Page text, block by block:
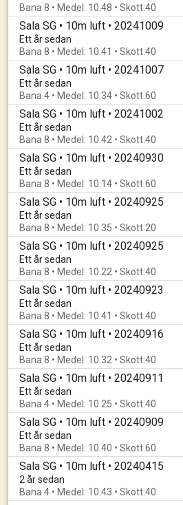
Bana 8 • Medel: 10.48 • Skott:40
Sala SG • 10m luft • 20241009
Ett år sedan
Bana 8 • Medel: 10.41 • Skott:40
Sala SG • 10m luft • 20241007
Ett år sedan
Bana 4 • Medel: 10.34 • Skott:60
Sala SG • 10m luft • 20241002
Ett år sedan
Bana 8 • Medel: 10.42 • Skott:40
Sala SG • 10m luft • 20240930
Ett år sedan
Bana 8 • Medel: 10.14 • Skott:60
Sala SG • 10m luft • 20240925
Ett år sedan
Bana 8 • Medel: 10.35 • Skott:20
Sala SG • 10m luft • 20240925
Ett år sedan
Bana 8 • Medel: 10.22 • Skott:40
Sala SG • 10m luft • 20240923
Ett år sedan
Bana 8 • Medel: 10.41 • Skott:40
Sala SG • 10m luft • 20240916
Ett år sedan
Bana 8 • Medel: 10.32 • Skott:40
Sala SG • 10m luft • 20240911
Ett år sedan
Bana 4 • Medel: 10.25 • Skott:40
Sala SG • 10m luft • 20240909
Ett år sedan
Bana 8 • Medel: 10.40 • Skott:60
Sala SG • 10m luft • 20240415
2 år sedan
Bana 4 • Medel: 10.43 • Skott:40